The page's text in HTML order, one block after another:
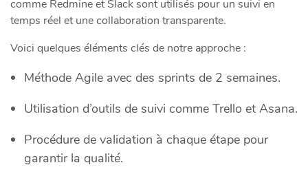
comme Redmine et Slack sont utilisés pour un suivi en
temps réel et une collaboration transparente.
Voici quelques éléments clés de notre approche :
Méthode Agile avec des sprints de 2 semaines.
Utilisation d’outils de suivi comme Trello et Asana.
Procédure de validation à chaque étape pour
garantir la qualité.